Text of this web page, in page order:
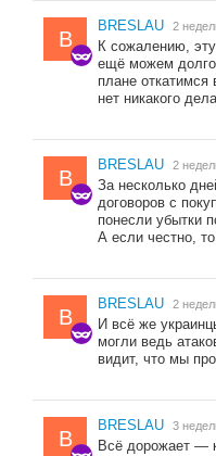
B
BRESLAU 2
К сожалению,
ещё можем долго
плане
нет никакого
B
BRESLAU 2
За несколько
договоров с
понесли убытки
А если честно,
B
BRESLAU 2
И всё же
могли ведь
видит, что мы
B
BRESLAU 3
Всё дорожает —